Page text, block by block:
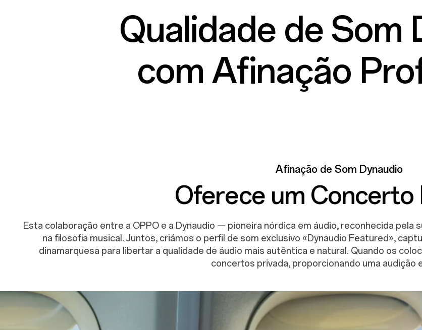
Qualidade de Som
com Afinação
Afinação de Som Dynaudio
Oferece um Concerto
Esta colaboração entre a OPPO e a Dynaudio — pioneira nórdica em áudio, reconhecida
na filosofia musical. Juntos, criámos o perfil de som exclusivo «Dynaudio Featured»,
dinamarquesa para libertar a qualidade de áudio mais autêntica e natural. Quando os
concertos privada, proporcionando uma audição